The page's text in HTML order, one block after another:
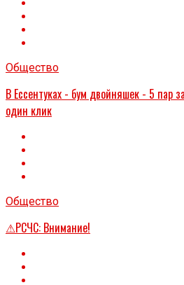
Общество
В Ессентуках - бум двойняшек - 5 пар
один клик
Общество
⚠РСЧС: Внимание!